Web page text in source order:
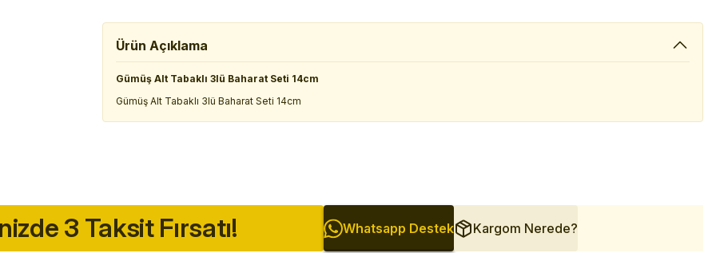
Ürün Açıklama
Gümüş Alt Tabaklı 3lü Baharat Seti 14cm
Gümüş Alt Tabaklı 3lü Baharat Seti 14cm
3 Taksit Fırsatı! Whatsapp Destek Kargom Nerede?